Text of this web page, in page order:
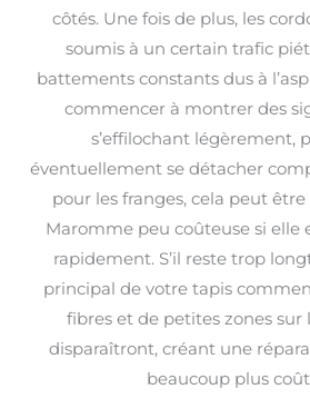
côtés. Une fois de plus, les
soumis à un certain trafic
battements constants dus à
commencer à montrer des
s’effilochant légèrement,
éventuellement se détacher
pour les franges, cela peut
Maromme peu coûteuse si elle
rapidement. S’il reste trop
principal de votre tapis
fibres et de petites zones sur
disparaîtront, créant une
beaucoup plus